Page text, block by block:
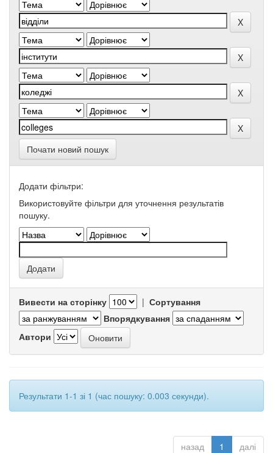
Почати новий пошук
Додати фільтри:
Використовуйте фільтри для уточнення результатів
пошуку.
Вивести на сторінку | Сортування
Впорядкування
Автори
Результати 1-1 зі 1 (час пошуку: 0.003 секунди).
назад 1 далі